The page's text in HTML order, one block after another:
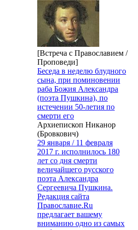
[Встреча с Православием /
Проповеди]
Беседа в неделю блудного
сына, при поминовении
раба Божия Александра
(поэта Пушкина), по
истечении 50-летия по
смерти его
Архиепископ Никанор
(Бровкович)
29 января / 11 февраля
2017 г. исполнилось 180
лет со дня смерти
величайшего русского
поэта Александра
Сергеевича Пушкина.
Редакция сайта
Православие.Ru
предлагает вашему
вниманию одно из самых